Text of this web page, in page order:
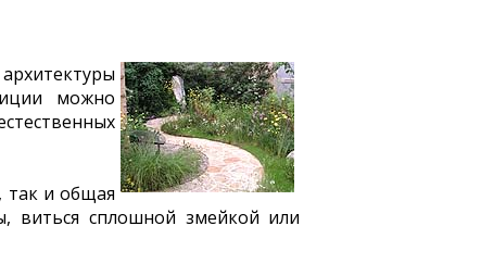
можно
так и общая
виться сплошной змейкой или